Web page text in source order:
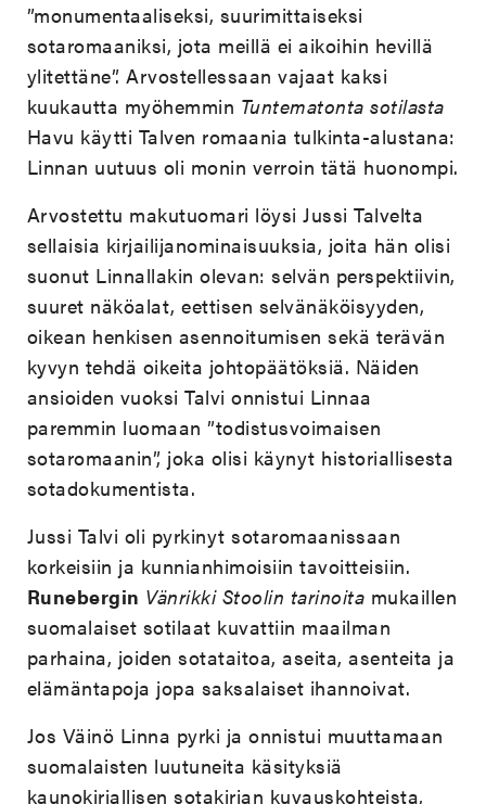
”monumentaaliseksi, suurimittaiseksi
sotaromaaniksi, jota meillä ei aikoihin hevillä
ylitettäne”. Arvostellessaan vajaat kaksi
kuukautta myöhemmin Tuntematonta sotilasta
Havu käytti Talven romaania tulkinta-alustana:
Linnan uutuus oli monin verroin tätä huonompi.
Arvostettu makutuomari löysi Jussi Talvelta
sellaisia kirjailijanominaisuuksia, joita hän olisi
suonut Linnallakin olevan: selvän perspektiivin,
suuret näköalat, eettisen selvänäköisyyden,
oikean henkisen asennoitumisen sekä terävän
kyvyn tehdä oikeita johtopäätöksiä. Näiden
ansioiden vuoksi Talvi onnistui Linnaa
paremmin luomaan ”todistusvoimaisen
sotaromaanin”, joka olisi käynyt historiallisesta
sotadokumentista.
Jussi Talvi oli pyrkinyt sotaromaanissaan
korkeisiin ja kunnianhimoisiin tavoitteisiin.
Runebergin Vänrikki Stoolin tarinoita mukaillen
suomalaiset sotilaat kuvattiin maailman
parhaina, joiden sotataitoa, aseita, asenteita ja
elämäntapoja jopa saksalaiset ihannoivat.
Jos Väinö Linna pyrki ja onnistui muuttamaan
suomalaisten luutuneita käsityksiä
kaunokirjallisen sotakirjan kuvauskohteista,